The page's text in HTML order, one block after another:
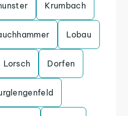
Krumbach
Lobau
Lorsch Dorfen